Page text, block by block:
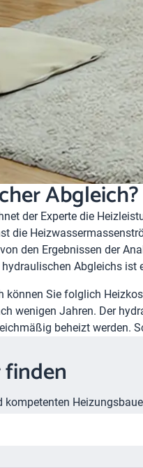
Abgleich?
der Experte die
die
den Ergebnissen der
Abgleichs ist
können Sie folglich
wenigen Jahren. Der
beheizt werden.